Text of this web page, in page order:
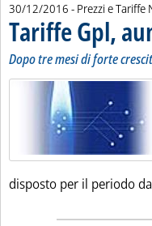
30/12/2016 - Prezzi e Tariffe
Tariffe Gpl,
Dopo tre mesi di forte
disposto per il periodo